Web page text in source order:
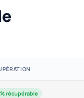
récupérable